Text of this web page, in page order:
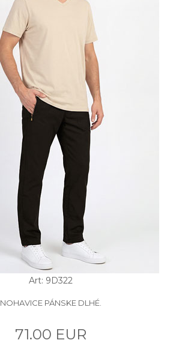
Art: 9D322
NOHAVICE PÁNSKE DLHÉ.
71.00 EUR